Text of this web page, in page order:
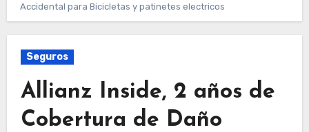
Accidental para Bicicletas y patinetes electricos
Seguros
Allianz Inside, 2 años de
Cobertura de Daño